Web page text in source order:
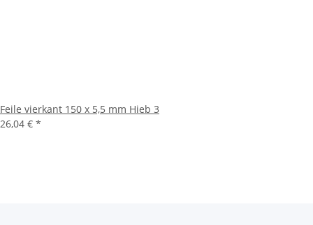
Feile vierkant 150 x 5,5 mm Hieb 3
26,04 € *